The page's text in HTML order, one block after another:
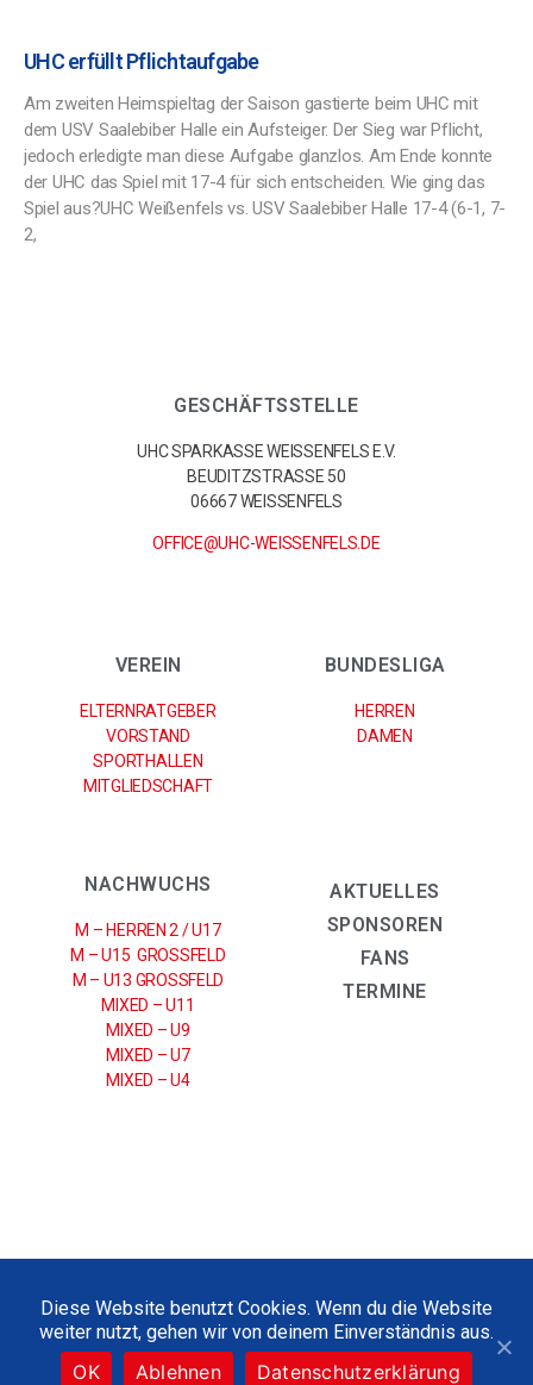
UHC erfüllt Pflichtaufgabe
Am zweiten Heimspieltag der Saison gastierte beim UHC mit
dem USV Saalebiber Halle ein Aufsteiger. Der Sieg war Pflicht,
jedoch erledigte man diese Aufgabe glanzlos. Am Ende konnte
der UHC das Spiel mit 17-4 für sich entscheiden. Wie ging das
Spiel aus?UHC Weißenfels vs. USV Saalebiber Halle 17-4 (6-1, 7-
2,
GESCHÄFTSSTELLE
UHC SPARKASSE WEISSENFELS E.V.
BEUDITZSTRASSE 50
06667 WEISSENFELS
OFFICE@UHC-WEISSENFELS.DE
VEREIN
ELTERNRATGEBER
VORSTAND
SPORTHALLEN
MITGLIEDSCHAFT
BUNDESLIGA
HERREN
DAMEN
NACHWUCHS
M – HERREN 2 / U17
M – U15 GROSSFELD
M – U13 GROSSFELD
MIXED – U11
MIXED – U9
MIXED – U7
MIXED – U4
AKTUELLES
SPONSOREN
FANS
TERMINE
2021 © UHC SPARKASSE WEISSENFELS E.V
Diese Website benutzt Cookies. Wenn du die Website
weiter nutzt, gehen wir von deinem Einverständnis aus.
OK Ablehnen Datenschutzerklärung